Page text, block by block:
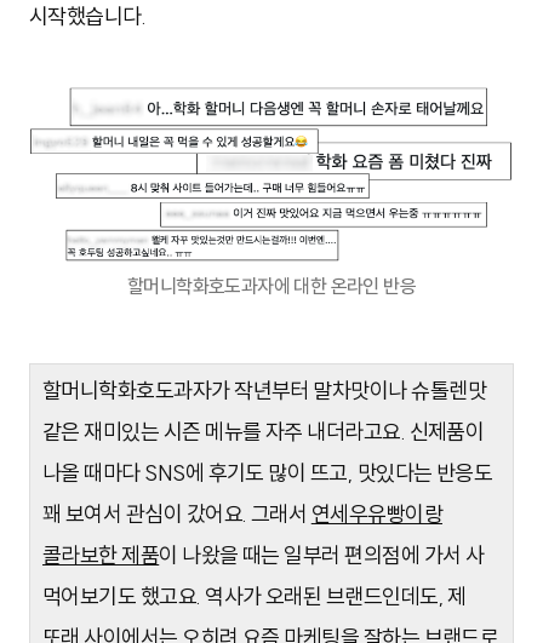
시작했습니다.
할머니학화호도과자에 대한 온라인 반응
할머니학화호도과자가 작년부터 말차맛이나 슈톨렌맛
같은 재미있는 시즌 메뉴를 자주 내더라고요. 신제품이
나올 때마다 SNS에 후기도 많이 뜨고, 맛있다는 반응도
꽤 보여서 관심이 갔어요. 그래서 연세우유빵이랑
콜라보한 제품이 나왔을 때는 일부러 편의점에 가서 사
먹어보기도 했고요. 역사가 오래된 브랜드인데도, 제